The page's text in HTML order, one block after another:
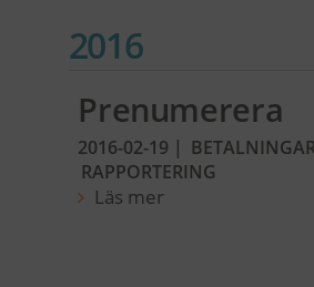
2016
Prenumerera
2016-02-19 |
RAPPORTERING
Läs mer